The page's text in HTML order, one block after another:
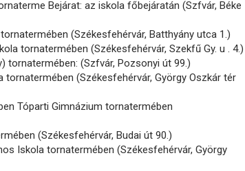
Bejárat: az iskola főbejáratán (Szfvár, Béke
(Székesfehérvár, Batthyány utca 1.)
tornatermében (Székesfehérvár, Szekfű Gy. u . 4.)
tornatermében: (Szfvár, Pozsonyi út 99.)
tornatermében (Székesfehérvár, György Oszkár tér
Tóparti Gimnázium tornatermében
(Székesfehérvár, Budai út 90.)
Iskola tornatermében (Székesfehérvár, György